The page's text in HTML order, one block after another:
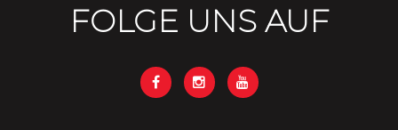
FOLGE UNS AUF